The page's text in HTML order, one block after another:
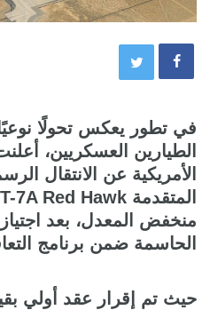
في تطور يعكس تحولًا
الطيارين العسكريين،
الأمريكية عن الانتقال
الحاسمة ضمن برنامج